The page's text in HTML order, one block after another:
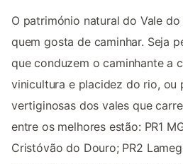
O património natural do Vale
quem gosta de caminhar. Seja
que conduzem o caminhante a
vinicultura e placidez do rio, ou
vertiginosas dos vales que
entre os melhores estão: PR1
Cristóvão do Douro; PR2